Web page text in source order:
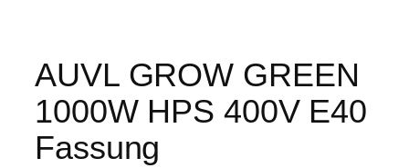
AUVL GROW GREEN
1000W HPS 400V E40
Fassung